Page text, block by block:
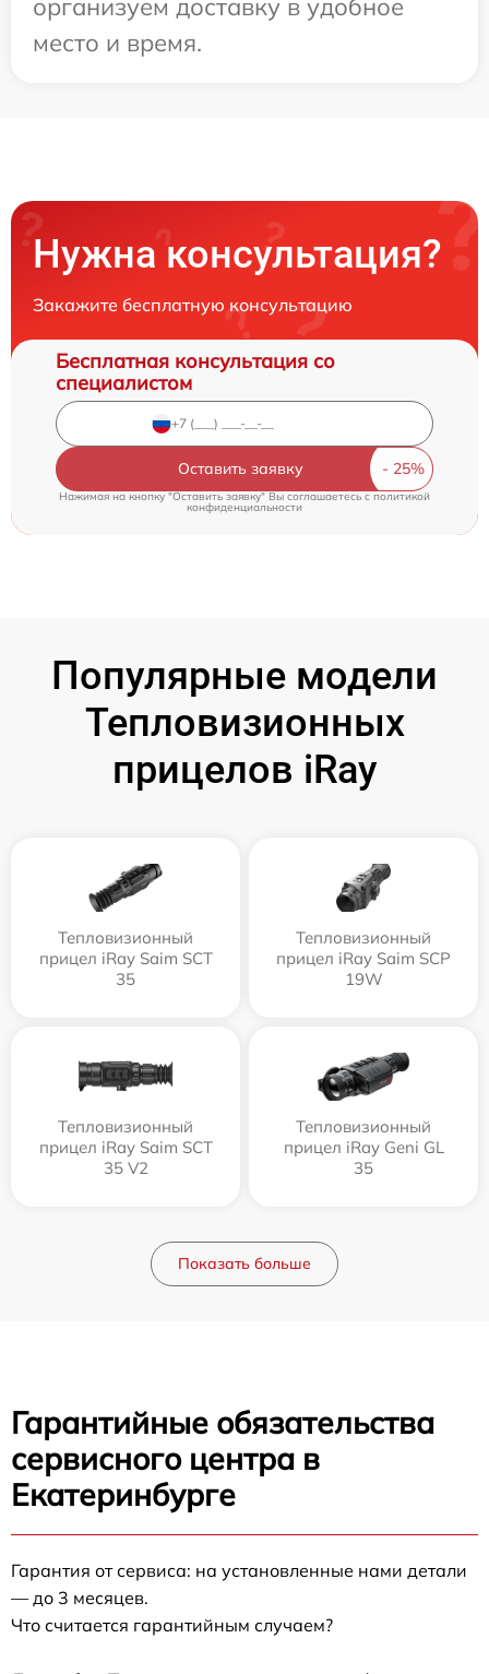
место и время.
Нужна консультация?
Закажите бесплатную консультацию
Бесплатная консультация со
специалистом
Оставить заявку
Нажимая на кнопку "Оставить заявку" Вы соглашаетесь cполитикой
конфиденциальности
Популярные модели
Тепловизионных
прицелов iRay
Тепловизионный
прицел iRay Saim SCT
35
Тепловизионный
прицел iRay Saim SCP
19W
Тепловизионный
прицел iRay Saim SCT
35 V2
Тепловизионный
прицел iRay Geni GL
35
Показать больше
Гарантийные обязательства
сервисного центра в
Екатеринбурге
Гарантия от сервиса: на установленные нами детали
— до 3 месяцев.
Что считается гарантийным случаем?